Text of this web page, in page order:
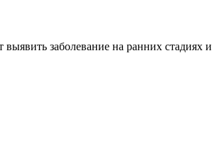
заболевание на ранних стадиях